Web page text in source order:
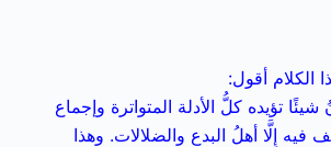
الكلام أقول:
شيئًا تؤيده كلُّ الأدلة المتواترة وإجماع
فيه إِلَّا أهلُ البدع والضلالات. وهذا